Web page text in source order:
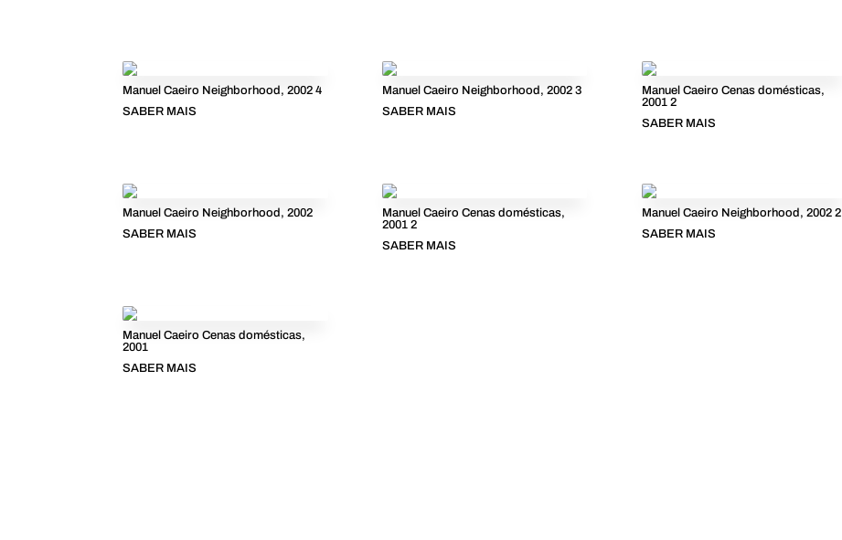
Manuel Caeiro Neighborhood, 2002 4
SABER MAIS
Manuel Caeiro Neighborhood, 2002 3
SABER MAIS
Manuel Caeiro Cenas domésticas,
2001 2
SABER MAIS
Manuel Caeiro Neighborhood, 2002
SABER MAIS
Manuel Caeiro Cenas domésticas,
2001 2
SABER MAIS
Manuel Caeiro Neighborhood, 2002 2
SABER MAIS
Manuel Caeiro Cenas domésticas,
2001
SABER MAIS